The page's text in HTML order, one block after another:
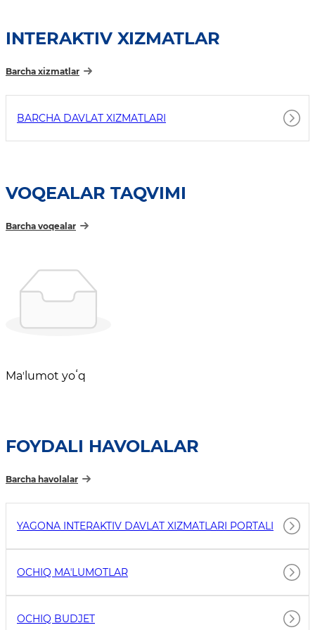
INTERAKTIV XIZMATLAR
Barcha xizmatlar
BARCHA DAVLAT XIZMATLARI
VOQEALAR TAQVIMI
Barcha voqealar
Maʼlumot yoʻq
FOYDALI HAVOLALAR
Barcha havolalar
YAGONA INTERAKTIV DAVLAT XIZMATLARI PORTALI
OCHIQ MAʼLUMOTLAR
OCHIQ BUDJET